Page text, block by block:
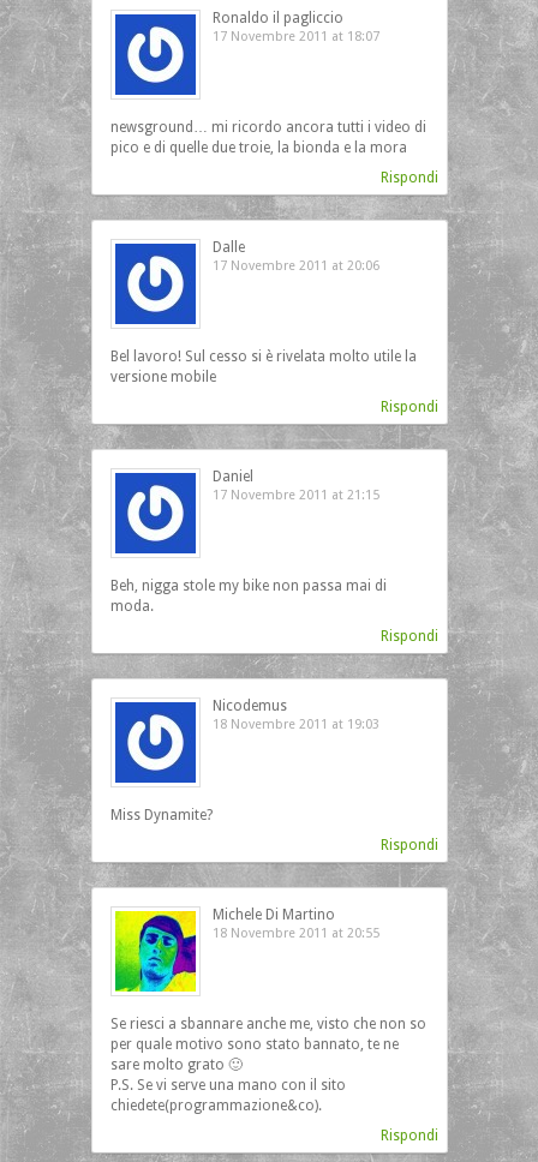
Ronaldo il pagliccio
17 Novembre 2011 at 18:07
newsground… mi ricordo ancora tutti i video di
pico e di quelle due troie, la bionda e la mora
Rispondi
Dalle
17 Novembre 2011 at 20:06
Bel lavoro! Sul cesso si è rivelata molto utile la
versione mobile
Rispondi
Daniel
17 Novembre 2011 at 21:15
Beh, nigga stole my bike non passa mai di
moda.
Rispondi
Nicodemus
18 Novembre 2011 at 19:03
Miss Dynamite?
Rispondi
Michele Di Martino
18 Novembre 2011 at 20:55
Se riesci a sbannare anche me, visto che non so
per quale motivo sono stato bannato, te ne
sare molto grato 🙂
P.S. Se vi serve una mano con il sito
chiedete(programmazione&co).
Rispondi